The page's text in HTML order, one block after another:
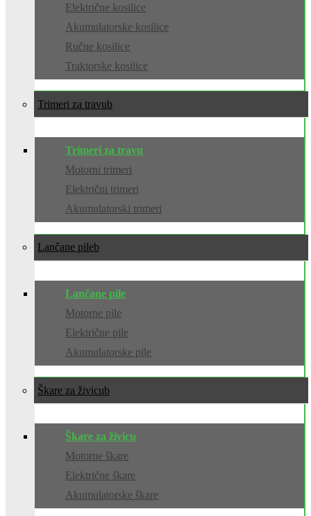
Električne kosilice
Akumulatorske kosilice
Ručne kosilice
Traktorske kosilice
Trimeri za travu
Trimeri za travu
Motorni trimeri
Električni trimeri
Akumulatorski trimeri
Lančane pile
Lančane pile
Motorne pile
Električne pile
Akumulatorske pile
Škare za živicu
Škare za živicu
Motorne škare
Električne škare
Akumulatorske škare